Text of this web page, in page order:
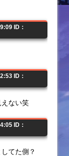
ID：
ID：
ない笑
ID：
てた側？